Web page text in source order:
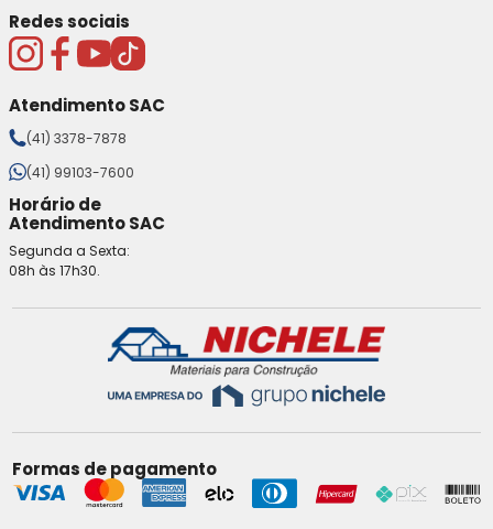
Redes sociais
Atendimento SAC
(41) 3378-7878
(41) 99103-7600
Horário de
Atendimento SAC
Segunda a Sexta:
08h às 17h30.
Formas de pagamento